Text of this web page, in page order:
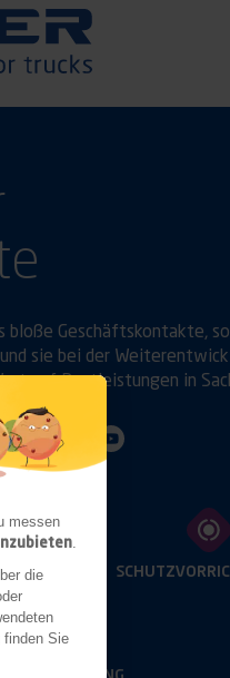
messen
die
finden Sie
bloße Geschäftskontakte,
sie bei der
auf Bestleistungen in
Youtube
BELEUCHTUNG